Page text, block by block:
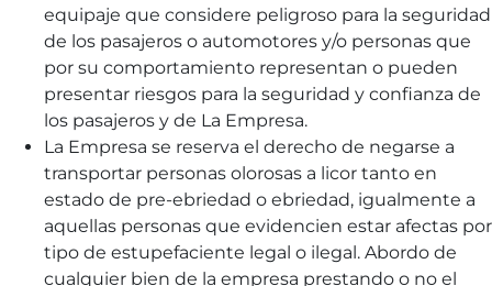
equipaje que considere peligroso para la seguridad
de los pasajeros o automotores y/o personas que
por su comportamiento representan o pueden
presentar riesgos para la seguridad y confianza de
los pasajeros y de La Empresa.
La Empresa se reserva el derecho de negarse a
transportar personas olorosas a licor tanto en
estado de pre-ebriedad o ebriedad, igualmente a
aquellas personas que evidencien estar afectas por
tipo de estupefaciente legal o ilegal. Abordo de
cualquier bien de la empresa prestando o no el